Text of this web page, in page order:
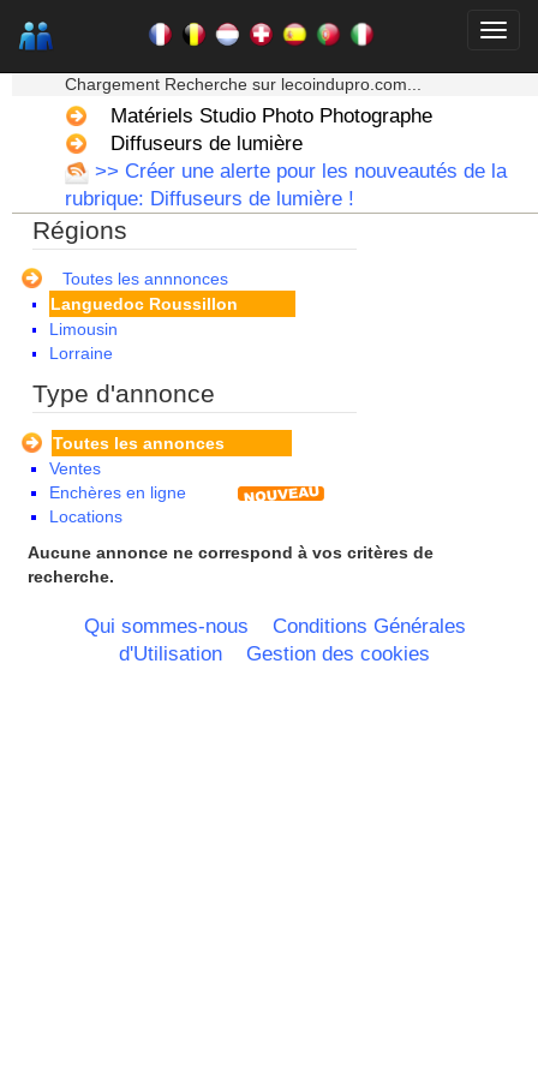
Chargement Recherche sur lecoindupro.com...
Matériels Studio Photo Photographe
Diffuseurs de lumière
>> Créer une alerte pour les nouveautés de la
rubrique: Diffuseurs de lumière !
Régions
Toutes les annnonces
Bourgogne
Centre
Champagne Ardenne
Corse
Franche Comte - Suisse
Guadeloupe
Guyane
Haute Normandie
Ile de France
La Réunion
Languedoc Roussillon
Limousin
Lorraine
Mayotte
Midi Pyrenees - Espagne -
Portugal
Nord Pas de Calais - Belgique -
Pays Bas
Pays de la Loire
Picardie
Poitou Charentes
Provence Alpes Cote d'Azur -
Rhone Alpes
Type d'annonce
Toutes les annonces
Ventes
Enchères en ligne
Locations
Aucune annonce ne correspond à vos critères de
recherche.
Qui sommes-nous
Conditions Générales
d'Utilisation
Gestion des cookies